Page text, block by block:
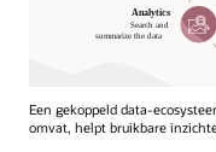
Een gekoppeld data-
omvat, helpt bruikbare